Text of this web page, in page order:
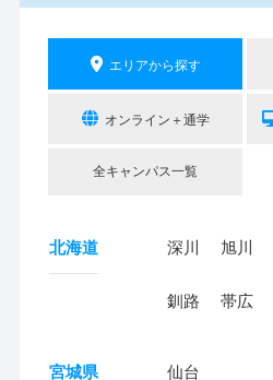
エリアから探す
オンライン＋通学
全キャンパス一覧
北海道 深川 旭川
釧路 帯広
宮城県 仙台